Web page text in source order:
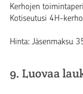
Kerhojen
Kotiseutusi 4H-
Hinta: Jäsenmaksu
9. Luovaa